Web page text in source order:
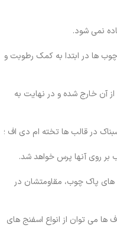
نمی شود.
چوب ، خرده چوب ها در ابتدا به کمک رطوبت و
آن خارج شده و در نهایت به
در قالب ها تخته ام دی اف ؛
پاک چوب، مقاومتشان در
ها می توان از انواع اسفنج های